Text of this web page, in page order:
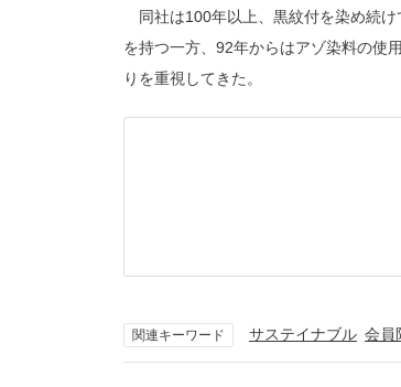
同社は100年以上、黒紋付を染め続け
を持つ一方、92年からはアゾ染料の使
りを重視してきた。
関連キーワード サステイナブル 会員